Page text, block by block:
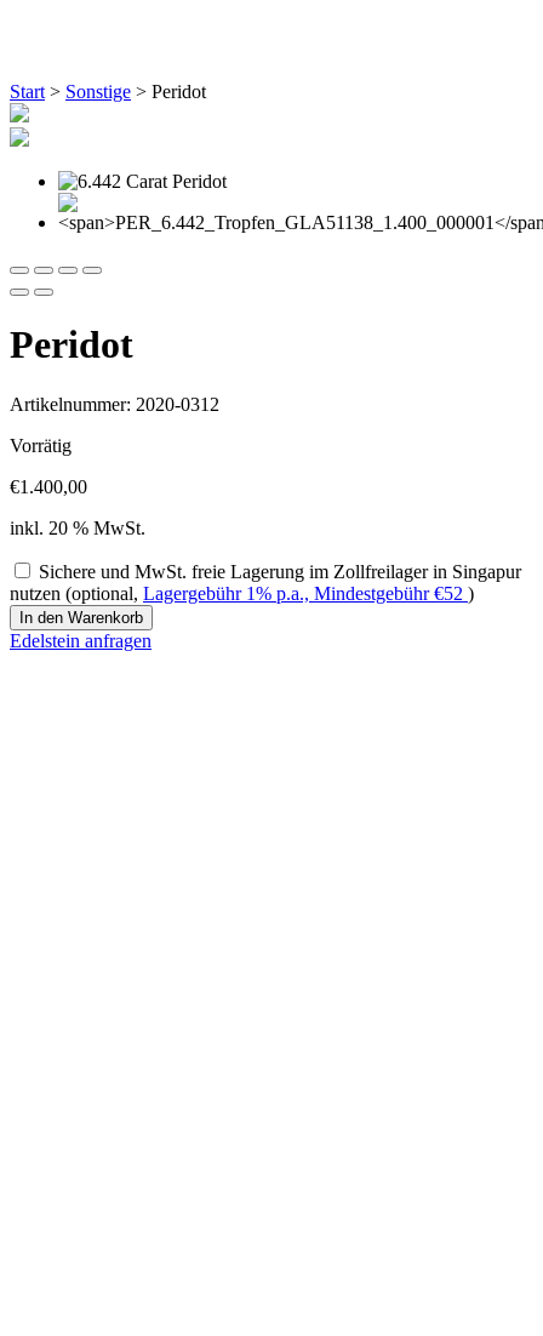
Start > Sonstige > Peridot
Peridot
Artikelnummer: 2020-0312
Vorrätig
€1.400,00
inkl. 20 % MwSt.
Sichere und MwSt. freie Lagerung im Zollfreilager in Singapur
nutzen (optional, Lagergebühr 1% p.a., Mindestgebühr€52 )
Peridot
Menge
In den Warenkorb
Edelstein anfragen